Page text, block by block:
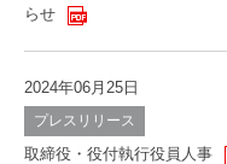
らせ
2024年06月25日
プレスリリース
取締役・役付執行役員人事